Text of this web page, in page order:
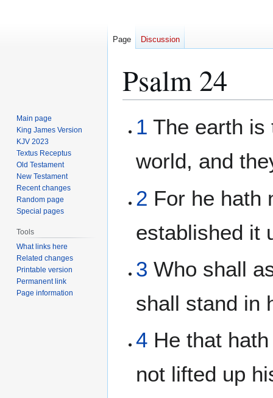
Psalm 24
toto
1 The earth is
world, and
2 For he hath
established it
3 Who shall
shall stand in
4 He that
not lifted up
Page Discussion
Main page
King James Version
KJV 2023
Textus Receptus
Old Testament
New Testament
Recent changes
Random page
Special pages
Tools
What links here
Related changes
Printable version
Permanent link
Page information